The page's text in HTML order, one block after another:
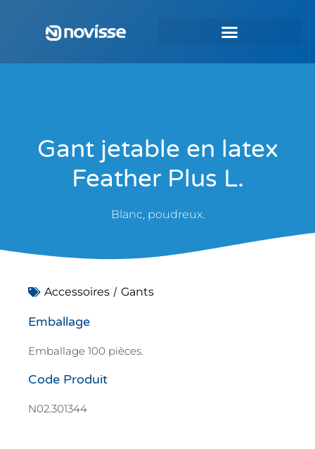
Gant jetable en latex
Feather Plus L.
Blanc, poudreux.
Accessoires / Gants
Emballage
Emballage 100 pièces.
Code Produit
N02.301344